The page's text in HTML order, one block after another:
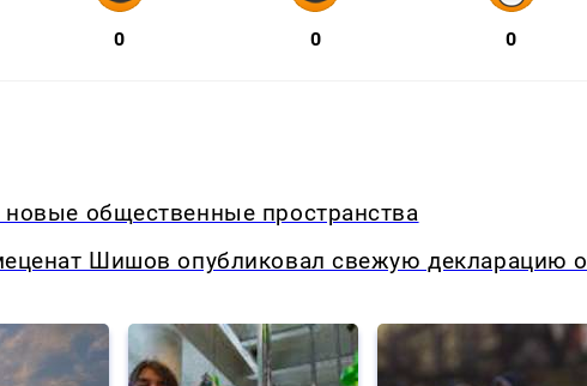
0 0 0
новые общественные пространства
Шишов опубликовал свежую декларацию о